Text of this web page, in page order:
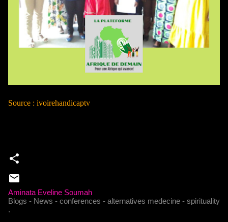
Source : ivoirehandicaptv
Aminata Eveline Soumah
Blogs - News - conferences - alternatives medecine - spirituality
.